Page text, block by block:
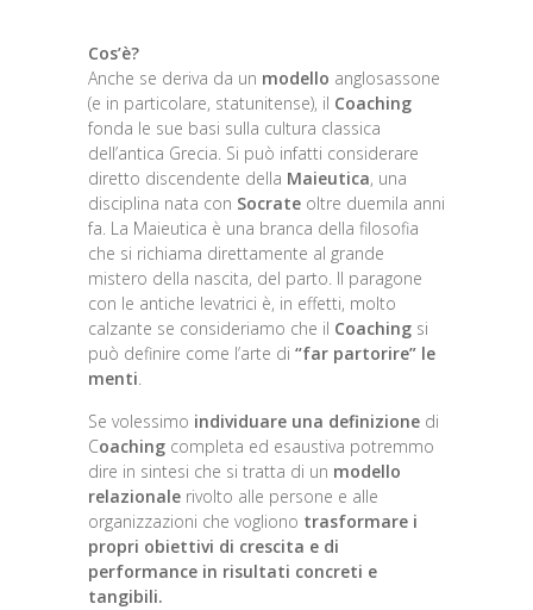
Cos’è?
Anche se deriva da un modello anglosassone
(e in particolare, statunitense), il Coaching
fonda le sue basi sulla cultura classica
dell’antica Grecia. Si può infatti considerare
diretto discendente della Maieutica, una
disciplina nata con Socrate oltre duemila anni
fa. La Maieutica è una branca della filosofia
che si richiama direttamente al grande
mistero della nascita, del parto. Il paragone
con le antiche levatrici è, in effetti, molto
calzante se consideriamo che il Coaching si
può definire come l’arte di “far partorire” le
menti.
Se volessimo individuare una definizione di
Coaching completa ed esaustiva potremmo
dire in sintesi che si tratta di un modello
relazionale rivolto alle persone e alle
organizzazioni che vogliono trasformare i
propri obiettivi di crescita e di
performance in risultati concreti e
tangibili.